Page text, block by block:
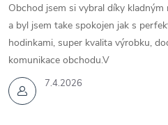
7.4.2026
Obchod jsem si vybral díky
a byl jsem take spokojen jak s
hodinkami, super kvalita výrobku,
komunikace obchodu.V